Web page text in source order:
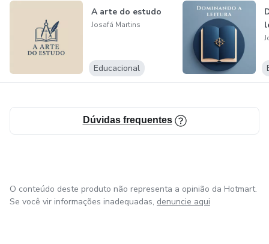
A arte do estudo
Josafá Martins
Educacional
Dúvidas frequentes
O conteúdo deste produto não representa a opinião da Hotmart.
Se você vir informações inadequadas, denuncie aqui